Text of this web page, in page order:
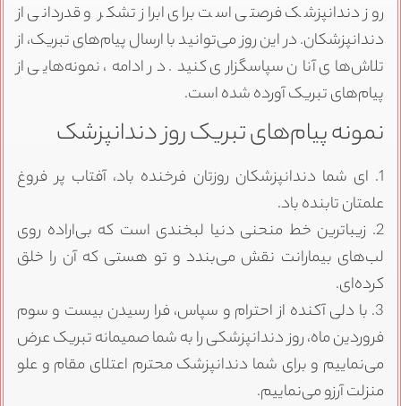
روز دندانپزشک فرصتی است برای ابراز تشکر و قدردانی از
دندانپزشکان. در این روز می‌توانید با ارسال پیام‌های تبریک، از
تلاش‌های آنان سپاسگزاری کنید. در ادامه، نمونه‌هایی از
پیام‌های تبریک آورده شده است.
نمونه پیام‌های تبریک روز دندانپزشک
1. ای شما دندانپزشکان روزتان فرخنده باد، آفتاب پر فروغ
علمتان تابنده باد.
2. زیباترین خط منحنی دنیا لبخندی است که بی‌اراده روی
لب‌های بیمارانت نقش می‌بندد و تو هستی که آن را خلق
کرده‌ای.
3. با دلی آکنده از احترام و سپاس، فرا رسیدن بیست و سوم
فروردین ماه، روز دندانپزشکی را به شما صمیمانه تبریک عرض
می‌نماییم و برای شما دندانپزشک محترم اعتلای مقام و علو
منزلت آرزو می‌نماییم.